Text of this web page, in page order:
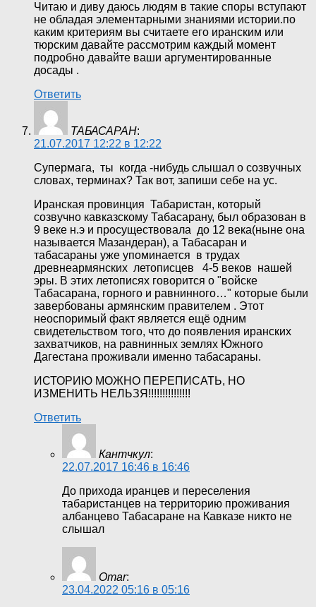
Читаю и диву даюсь людям в такие споры вступают
не обладая элементарными знаниями истории.по
каким критериям вы считаете его иранским или
тюрским давайте рассмотрим каждый момент
подробно давайте ваши аргументированные
досады .
Ответить
ТАБАСАРАН:
21.07.2017 12:22 в 12:22
Супермага, ты когда -нибудь слышал о созвучных
словах, терминах? Так вот, запиши себе на ус.
Иранская провинция Табаристан, который
созвучно кавказскому Табасарану, был образован в
9 веке н.э и просуществовала до 12 века(ныне она
называется Мазандеран), а Табасаран и
табасараны уже упоминается в трудах
древнеармянских летописцев 4-5 веков нашей
эры. В этих летописях говорится о "войске
Табасарана, горного и равнинного…" которые были
завербованы армянским правителем . Этот
неоспоримый факт является ещё одним
свидетельством того, что до появления иранских
захватчиков, на равнинных землях Южного
Дагестана проживали именно табасараны.
ИСТОРИЮ МОЖНО ПЕРЕПИСАТЬ, НО
ИЗМЕНИТЬ НЕЛЬЗЯ!!!!!!!!!!!!!!!
Ответить
Кантчкул:
22.07.2017 16:46 в 16:46
До прихода иранцев и переселения
табаристанцев на территорию проживания
албанцево Табасаране на Кавказе никто не
слышал
Omar:
23.04.2022 05:16 в 05:16